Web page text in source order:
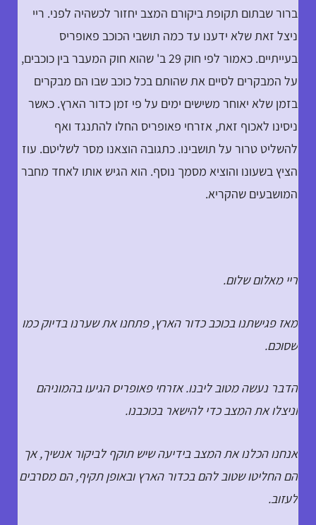
ברור שבתום תקופת ביקורם המצב יחזור לכשהיה לפני. ריי
ניצל זאת שלא ידענו עד כמה תושבי הכוכב פאופריס
בעייתיים. כאמור לפי חוק 29 ב' שהוא חוק המעבר בין כוכבים,
על המבקרים לסיים את שהותם בכל כוכב שבו הם מבקרים
בזמן שלא יאוחר משישים ימים על פי זמן כדור הארץ. כאשר
ניסינו לאכוף זאת, אזרחי פאופריס החלו להתנגד ואף
להשליט טרור על תושבינו. כתגובה הוצאנו מסר לשליטם. עוז
הציץ בשעונו והוציא מסמך נוסף. הוא הגיש אותו לאחד מחבר
המושבעים שהקריא.
ריי מאלום שלום.
מאז פגישתנו בכוכב כדור הארץ, פתחנו את שערנו בדיוק כמו
שסוכם.
הדבר נעשה מטוב ליבנו. אזרחי פאופריס הגיעו בהמוניהם
וניצלו את המצב כדי להישאר בכוכבנו.
אנחנו הכלנו את המצב בידיעה שיש תוקף לביקור אנשיך, אך
הם החליטו שטוב להם בכדור הארץ ובאופן תקיף, הם מסרבים
לעזוב.